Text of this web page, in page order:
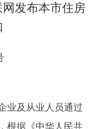
部门服务
发布本市住房
及从业人员通过
根据《中华人民共